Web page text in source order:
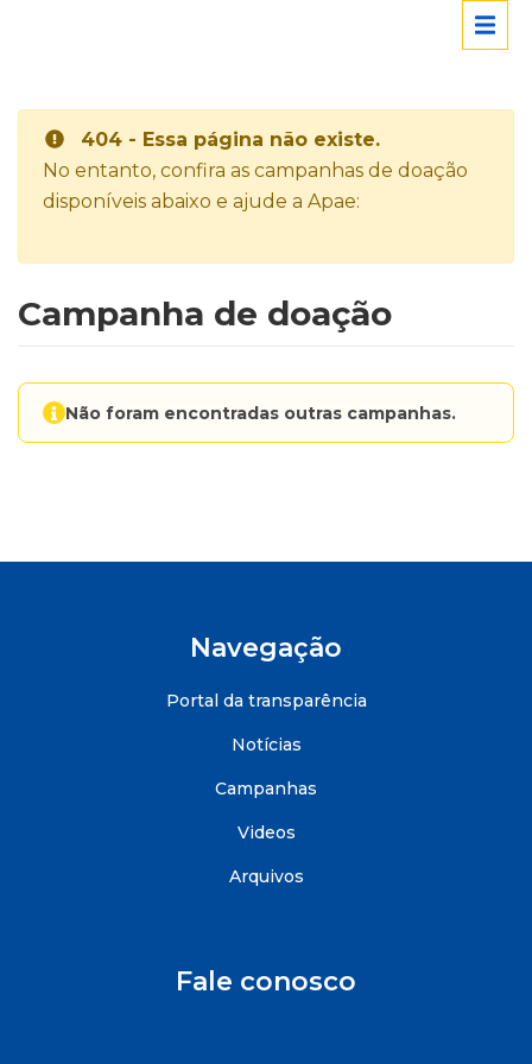
404 - Essa página não existe.
No entanto, confira as campanhas de doação
disponíveis abaixo e ajude a Apae:
Campanha de doação
Não foram encontradas outras campanhas.
Navegação
Portal da transparência
Notícias
Campanhas
Videos
Arquivos
Fale conosco